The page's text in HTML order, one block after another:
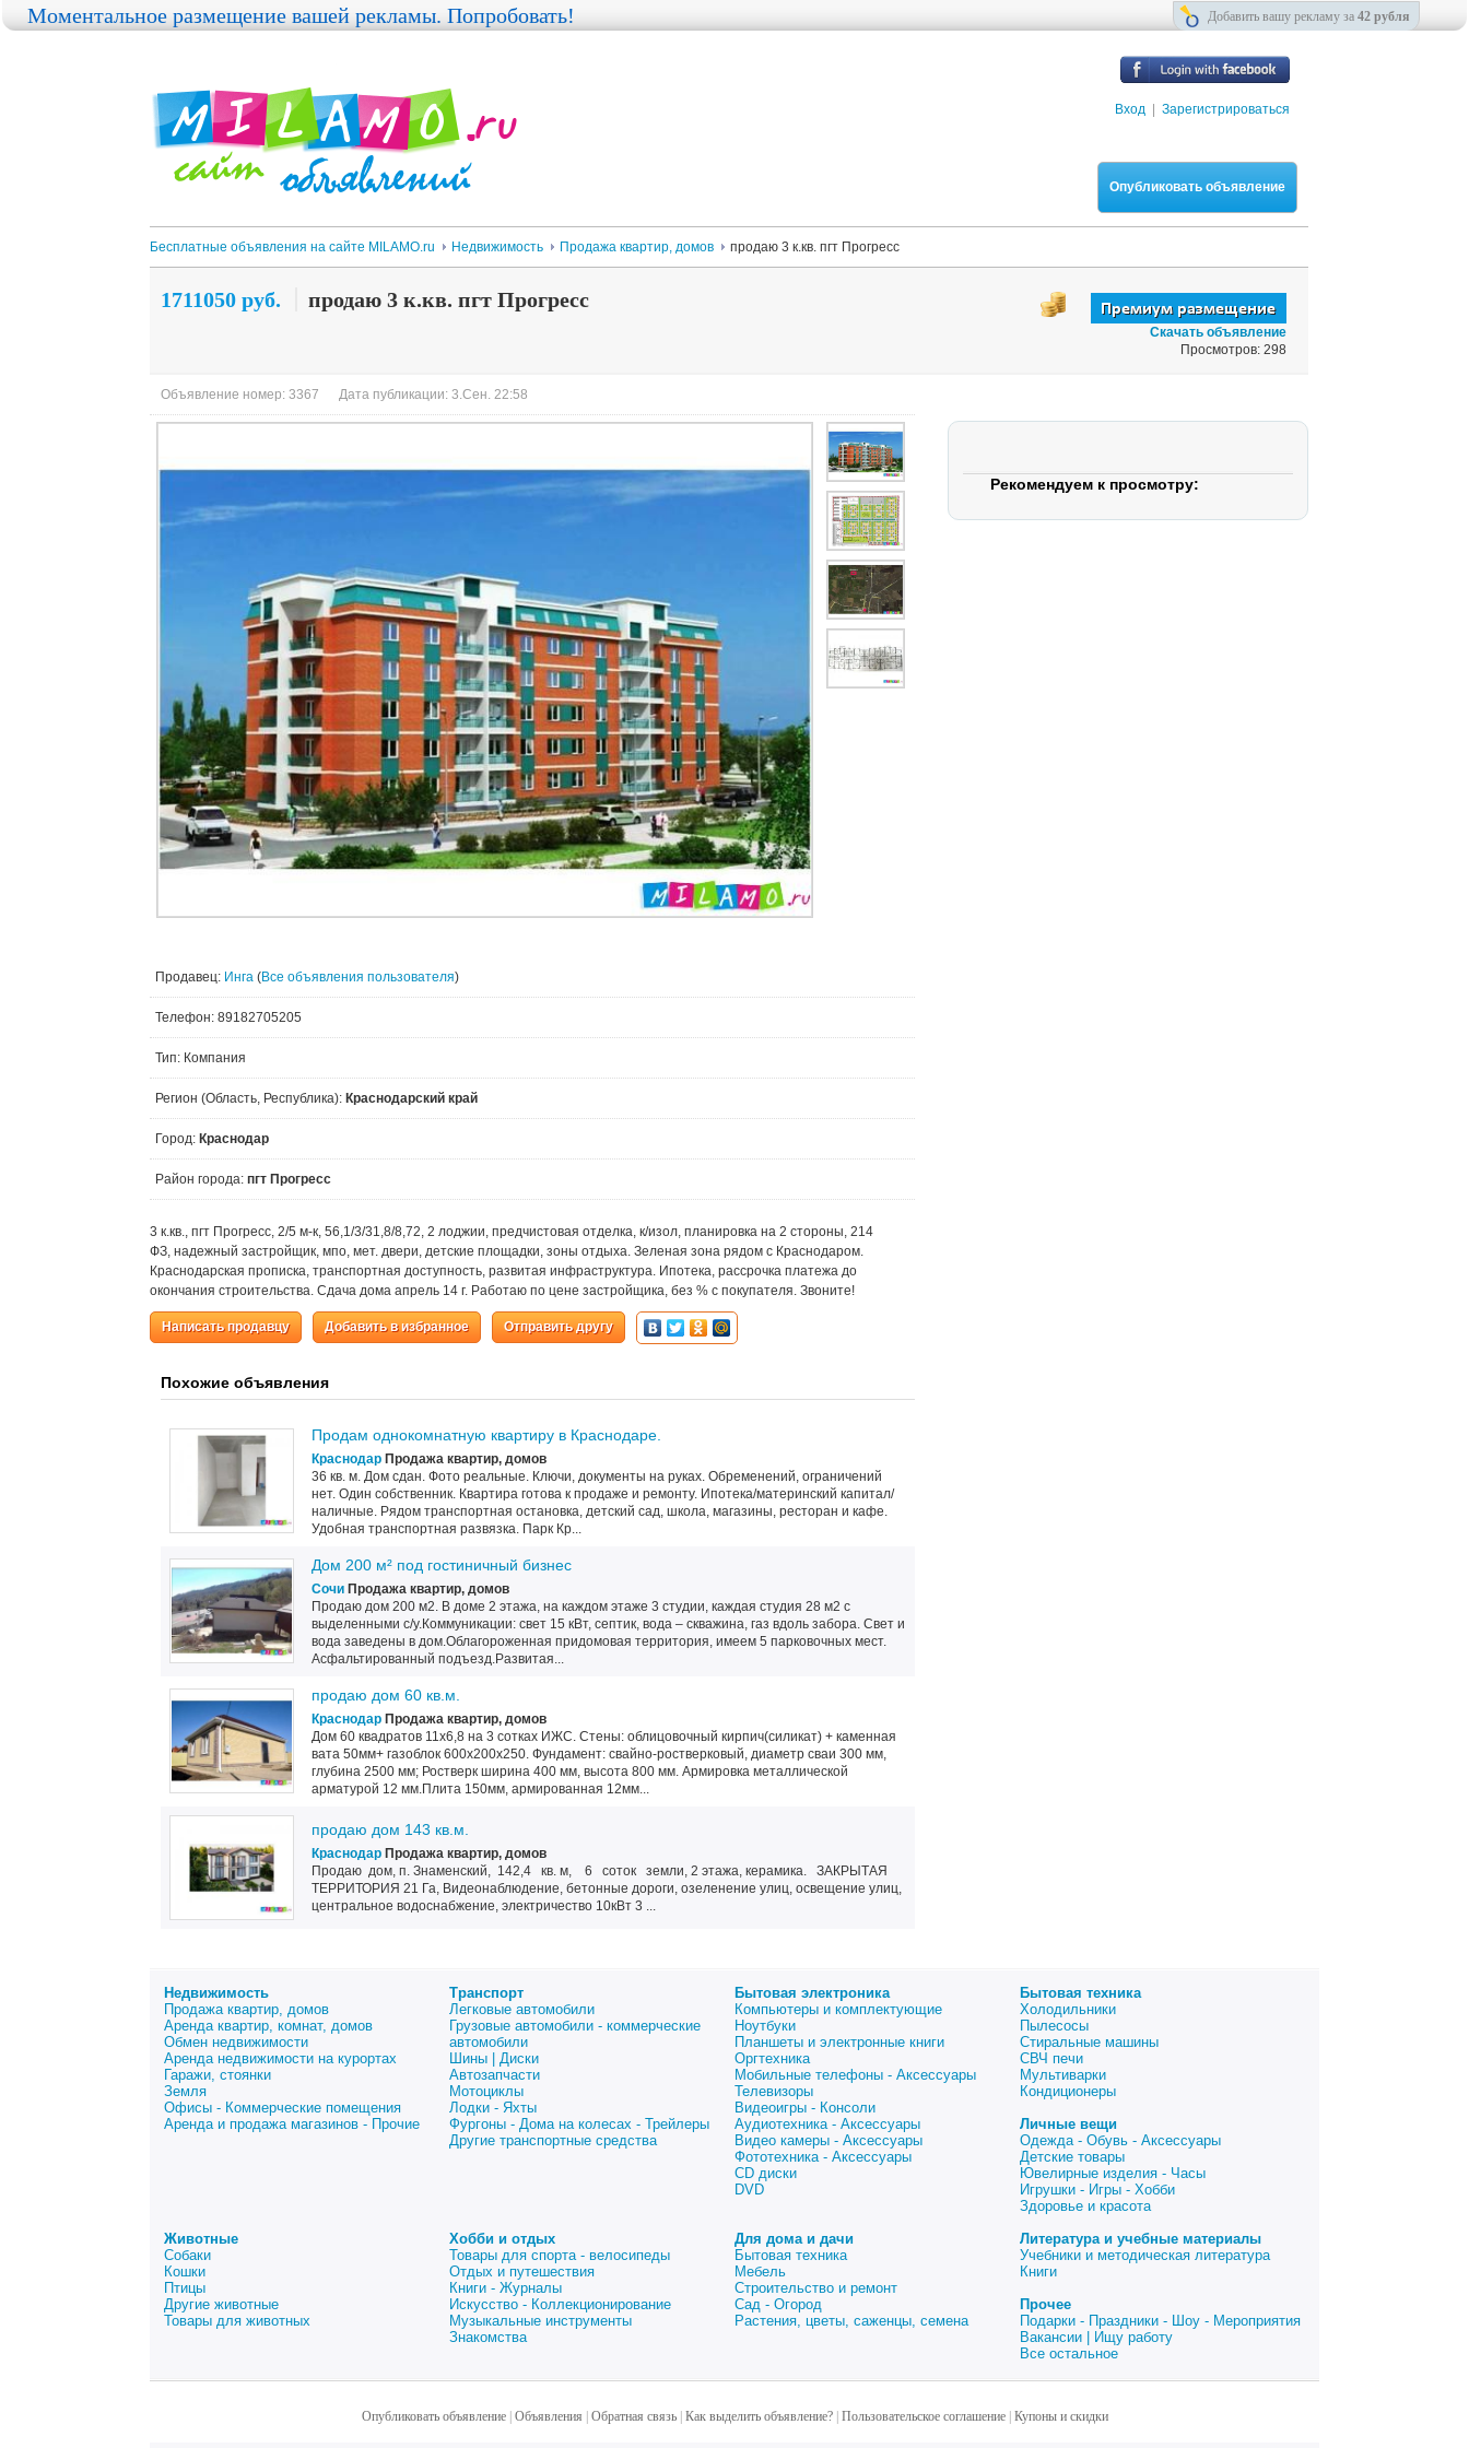
Вход Зарегистрироваться
Опубликовать объявление
Бесплатные объявления на сайте MILAMO.ru Недвижимость Продажа квартир, домов продаю 3 к.кв. пгт Прогресс
1711050 руб. продаю 3 к.кв. пгт Прогресс
Скачать объявление
Просмотров: 298
Объявление номер: 3367 Дата публикации: 3.Сен. 22:58
Продавец: Инга (Все объявления пользователя)
Телефон: 89182705205
Тип: Компания
Регион (Область, Республика): Краснодарский край
Город: Краснодар
Район города: пгт Прогресс
3 к.кв., пгт Прогресс, 2/5 м-к, 56,1/3/31,8/8,72, 2 лоджии, предчистовая отделка, к/изол, планировка на 2 стороны, 214
ФЗ, надежный застройщик, мпо, мет. двери, детские площадки, зоны отдыха. Зеленая зона рядом с Краснодаром.
Краснодарская прописка, транспортная доступность, развитая инфраструктура. Ипотека, рассрочка платежа до
окончания строительства. Сдача дома апрель 14 г. Работаю по цене застройщика, без % с покупателя. Звоните!
Написать продавцу Добавить в избранное Отправить другу
Похожие объявления
Продам однокомнатную квартиру в Краснодаре.
Краснодар Продажа квартир, домов
36 кв. м. Дом сдан. Фото реальные. Ключи, документы на руках. Обременений, ограничений
нет. Один собственник. Квартира готова к продаже и ремонту. Ипотека/материнский капитал/
наличные. Рядом транспортная остановка, детский сад, школа, магазины, ресторан и кафе.
Удобная транспортная развязка. Парк Кр...
Дом 200 м² под гостиничный бизнес
Сочи Продажа квартир, домов
Продаю дом 200 м2. В доме 2 этажа, на каждом этаже 3 студии, каждая студия 28 м2 с
выделенными с/у.Коммуникации: свет 15 кВт, септик, вода – скважина, газ вдоль забора. Свет и
вода заведены в дом.Облагороженная придомовая территория, имеем 5 парковочных мест.
Асфальтированный подъезд.Развитая...
продаю дом 60 кв.м.
Краснодар Продажа квартир, домов
Дом 60 квадратов 11х6,8 на 3 сотках ИЖС. Стены: облицовочный кирпич(силикат) + каменная
вата 50мм+ газоблок 600х200х250. Фундамент: свайно-ростверковый, диаметр сваи 300 мм,
глубина 2500 мм; Ростверк ширина 400 мм, высота 800 мм. Армировка металлической
арматурой 12 мм.Плита 150мм, армированная 12мм...
продаю дом 143 кв.м.
Краснодар Продажа квартир, домов
Продаю дом, п. Знаменский, 142,4 кв. м, 6 соток земли, 2 этажа, керамика. ЗАКРЫТАЯ
ТЕРРИТОРИЯ 21 Га, Видеонаблюдение, бетонные дороги, озеленение улиц, освещение улиц,
центральное водоснабжение, электричество 10кВт 3 ...
Моментальное размещение вашей рекламы. Попробовать! Добавить вашу рекламу за 42 рубля
Рекомендуем к просмотру:
Недвижимость
Продажа квартир, домов
Аренда квартир, комнат, домов
Обмен недвижимости
Аренда недвижимости на курортах
Гаражи, стоянки
Земля
Офисы - Коммерческие помещения
Аренда и продажа магазинов - Прочие
Транспорт
Легковые автомобили
Грузовые автомобили - коммерческие
автомобили
Шины | Диски
Автозапчасти
Мотоциклы
Лодки - Яхты
Фургоны - Дома на колесах - Трейлеры
Другие транспортные средства
Бытовая электроника
Компьютеры и комплектующие
Ноутбуки
Планшеты и электронные книги
Оргтехника
Мобильные телефоны - Аксессуары
Телевизоры
Видеоигры - Консоли
Аудиотехника - Аксессуары
Видео камеры - Аксессуары
Фототехника - Аксессуары
CD диски
DVD
Бытовая техника
Холодильники
Пылесосы
Стиральные машины
СВЧ печи
Мультиварки
Кондиционеры
Личные вещи
Одежда - Обувь - Аксессуары
Детские товары
Ювелирные изделия - Часы
Игрушки - Игры - Хобби
Здоровье и красота
Животные
Собаки
Кошки
Птицы
Другие животные
Товары для животных
Хобби и отдых
Товары для спорта - велосипеды
Отдых и путешествия
Книги - Журналы
Искусство - Коллекционирование
Музыкальные инструменты
Знакомства
Для дома и дачи
Бытовая техника
Мебель
Строительство и ремонт
Сад - Огород
Растения, цветы, саженцы, семена
Литература и учебные материалы
Учебники и методическая литература
Книги
Прочее
Подарки - Праздники - Шоу - Мероприятия
Вакансии | Ищу работу
Все остальное
Опубликовать объявление| Объявления Обратная связь| Как выделить объявление?| Пользовательское соглашение| Купоны и скидки